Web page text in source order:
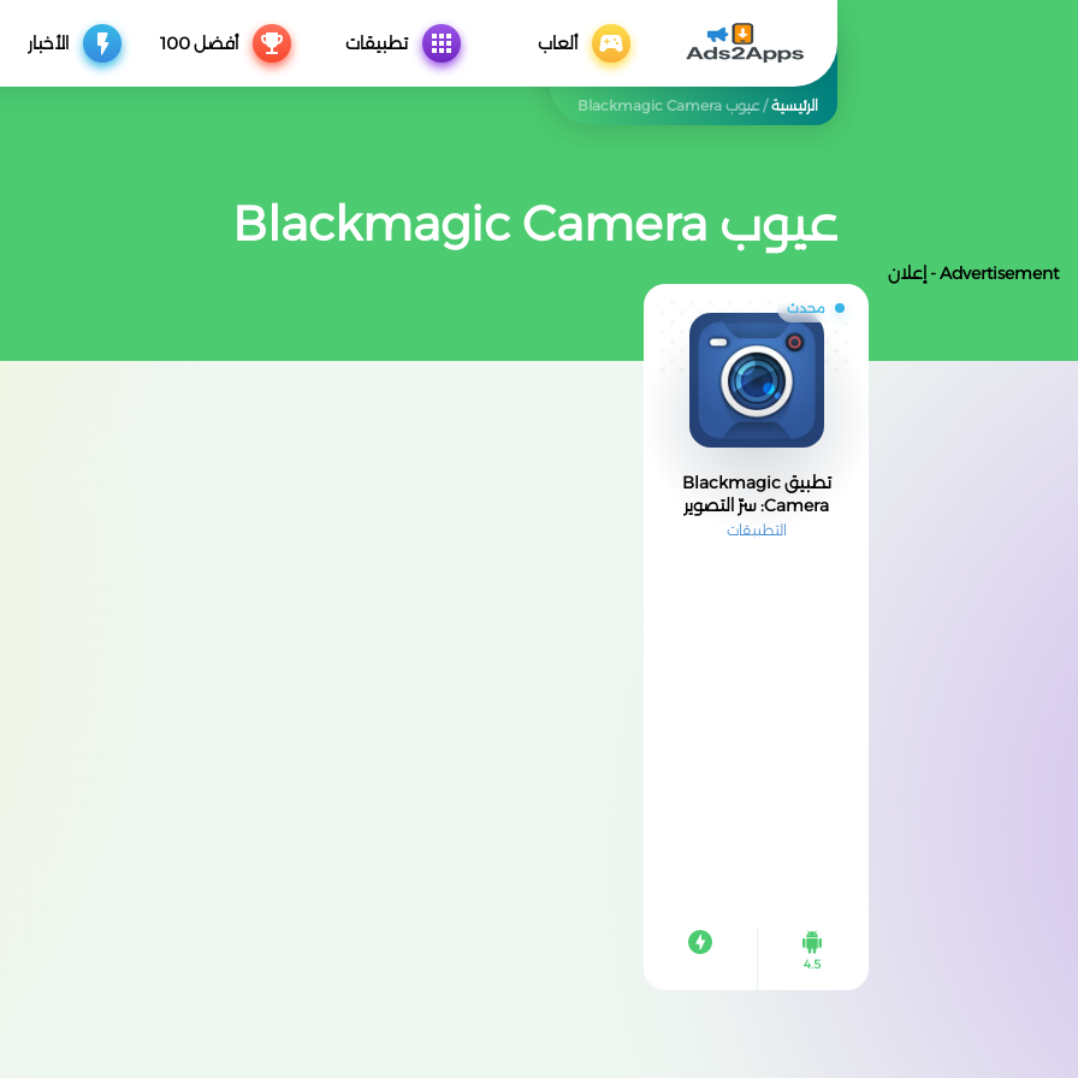
ألعاب تطبيقات أفضل 100 الأخبار
الرئيسية/عيوب Blackmagic Camera
عيوب Blackmagic Camera
Advertisement - إعلان
محدث
تطبيق Blackmagic
Camera: سرّ التصوير
السينمائي في هاتفك 📸
التطبيقات
4.5